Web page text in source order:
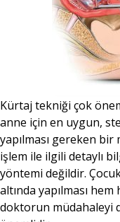
Kürtaj tekniği çok
anne için en uygun,
yapılması gereken
işlem ile ilgili detaylı
yöntemi değildir.
altında yapılması
doktorun müdahaleyi